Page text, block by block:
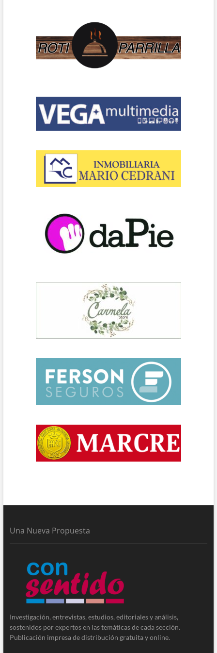
Una Nueva Propuesta
Investigación, entrevistas, estudios, editoriales y análisis,
sostenidos por expertos en las temáticas de cada sección.
Publicación impresa de distribución gratuita y online.